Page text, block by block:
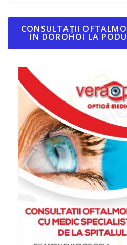
CONSULTAȚII
IN DOROHOI LA